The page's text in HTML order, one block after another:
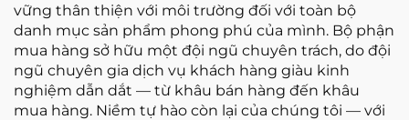
vững thân thiện với môi trường đối với toàn bộ
danh mục sản phẩm phong phú của mình. Bộ phận
mua hàng sở hữu một đội ngũ chuyên trách, do đội
ngũ chuyên gia dịch vụ khách hàng giàu kinh
nghiệm dẫn dắt — từ khâu bán hàng đến khâu
mua hàng. Niềm tự hào còn lại của chúng tôi — với